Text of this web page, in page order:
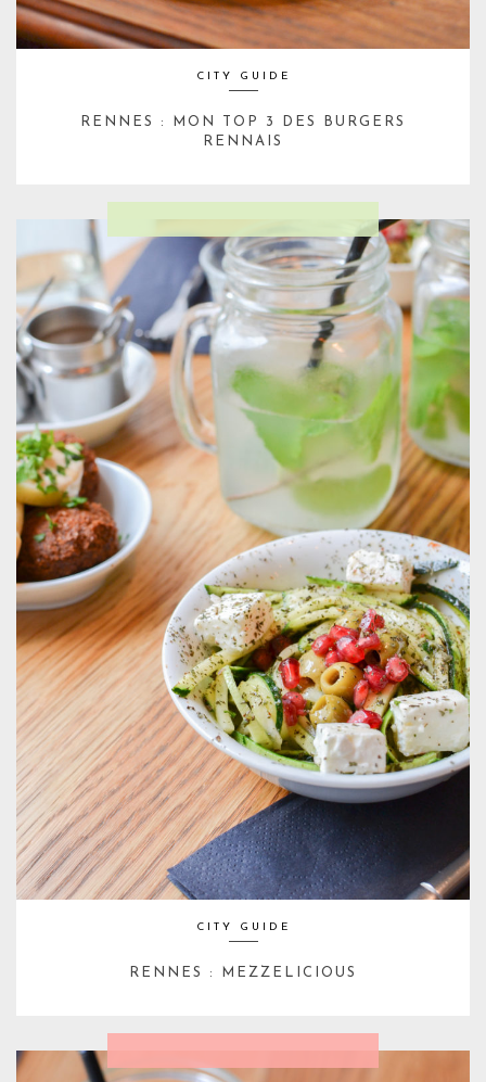
CITY GUIDE
RENNES : MON TOP 3 DES BURGERS
RENNAIS
CITY GUIDE
RENNES : MEZZELICIOUS